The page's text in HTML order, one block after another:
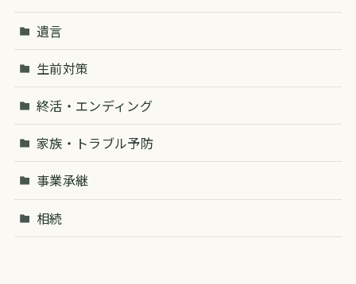
遺言
生前対策
終活・エンディング
家族・トラブル予防
事業承継
相続